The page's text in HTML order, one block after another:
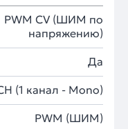
PWM СV (ШИМ по
напряжению)
Да
(1 канал - Mono)
PWM (ШИМ)